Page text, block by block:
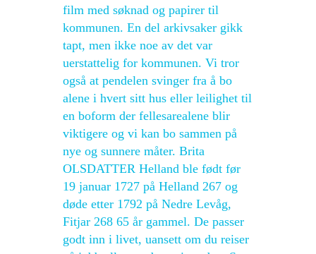
film med søknad og papirer til
kommunen. En del arkivsaker gikk
tapt, men ikke noe av det var
uerstattelig for kommunen. Vi tror
også at pendelen svinger fra å bo
alene i hvert sitt hus eller leilighet til
en boform der fellesarealene blir
viktigere og vi kan bo sammen på
nye og sunnere måter. Brita
OLSDATTER Helland ble født før
19 januar 1727 på Helland 267 og
døde etter 1792 på Nedre Levåg,
Fitjar 268 65 år gammel. De passer
godt inn i livet, uansett om du reiser